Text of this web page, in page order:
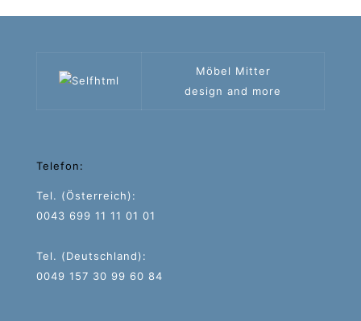
Möbel Mitter
design and more
Telefon:
Tel. (Österreich):
0043 699 11 11 01 01
Tel. (Deutschland):
0049 157 30 99 60 84